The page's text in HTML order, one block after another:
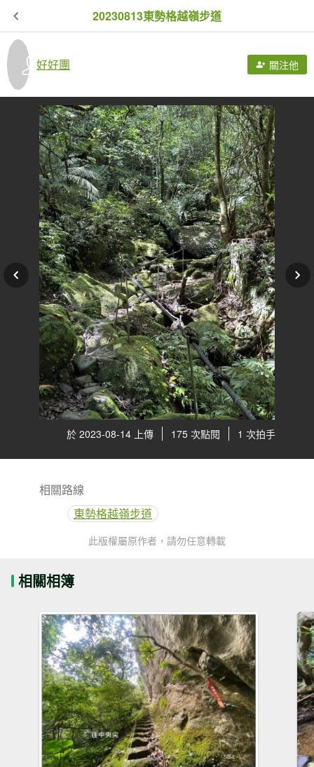
20230813東勢格越嶺步道
好好團 關注他
於 2023-08-14 上傳 175 次點閱 1 次拍手
相關路線
東勢格越嶺步道
此版權屬原作者，請勿任意轉載
相關相簿